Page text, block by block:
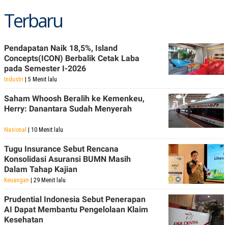
A
D
SITEMAPPROFILE
USE
PEDOMAN
SIBER
POLICY
Terbaru
Pendapatan Naik 18,5%, Island
Concepts(ICON) Berbalik Cetak Laba
pada Semester I-2026
Industri | 5 Menit lalu
Saham Whoosh Beralih ke Kemenkeu,
Herry: Danantara Sudah Menyerah
Nasional | 10 Menit lalu
Tugu Insurance Sebut Rencana
Konsolidasi Asuransi BUMN Masih
Dalam Tahap Kajian
Keuangan | 29 Menit lalu
Prudential Indonesia Sebut Penerapan
AI Dapat Membantu Pengelolaan Klaim
Kesehatan